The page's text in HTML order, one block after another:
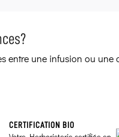
entre une infusion ou
CERTIFICATION BIO